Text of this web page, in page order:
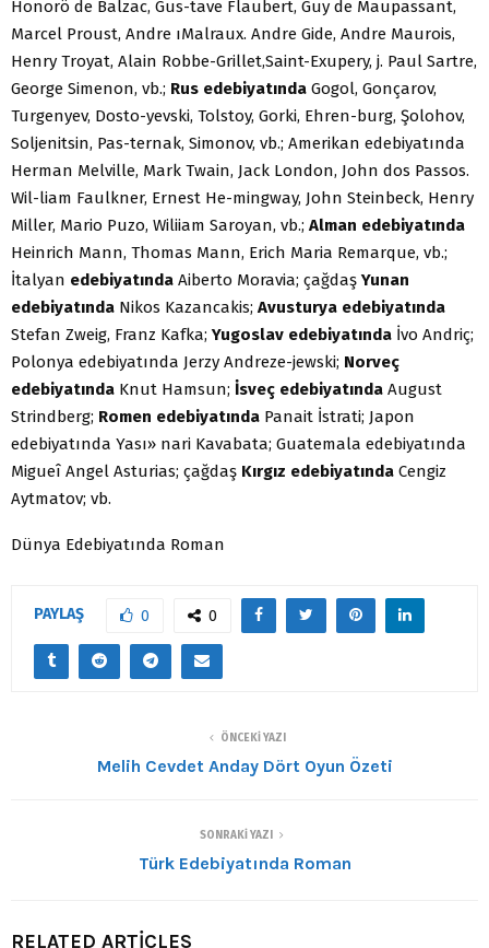
Honorö de Balzac, Gus-tave Flaubert, Guy de Maupassant,
Marcel Proust, Andre ıMalraux. Andre Gide, Andre Maurois,
Henry Troyat, Alain Robbe-Grillet,Saint-Exupery, j. Paul Sartre,
George Simenon, vb.; Rus edebiyatında Gogol, Gonçarov,
Turgenyev, Dosto-yevski, Tolstoy, Gorki, Ehren-burg, Şolohov,
Soljenitsin, Pas-ternak, Simonov, vb.; Amerikan edebiyatında
Herman Melville, Mark Twain, Jack London, John dos Passos.
Wil-liam Faulkner, Ernest He-mingway, John Steinbeck, Henry
Miller, Mario Puzo, Wiliiam Saroyan, vb.; Alman edebiyatında
Heinrich Mann, Thomas Mann, Erich Maria Remarque, vb.;
İtalyan edebiyatında Aiberto Moravia; çağdaşYunan
edebiyatında Nikos Kazancakis; Avusturya edebiyatında
Stefan Zweig, Franz Kafka;Yugoslav edebiyatında İvo Andriç;
Polonya edebiyatında Jerzy Andreze-jewski; Norveç
edebiyatında Knut Hamsun; İsveç edebiyatında August
Strindberg; Romen edebiyatında Panait İstrati; Japon
edebiyatında Yası» nari Kavabata; Guatemala edebiyatında
Migueî Angel Asturias; çağdaş Kırgız edebiyatında Cengiz
Aytmatov; vb.
Dünya Edebiyatında Roman
PAYLAŞ 0 0
ÖNCEKI YAZI
Melih Cevdet Anday Dört Oyun Özeti
SONRAKI YAZI
Türk Edebiyatında Roman
RELATED ARTICLES